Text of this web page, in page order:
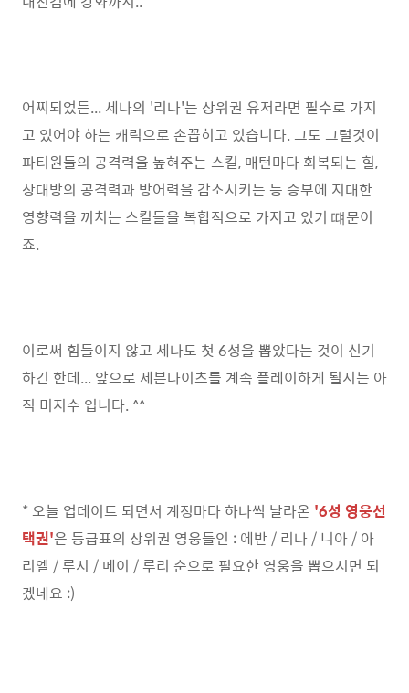
어찌되었든... 세나의 '리나'는 상위권 유저라면 필수로 가지
고 있어야 하는 캐릭으로 손꼽히고 있습니다. 그도 그럴것이
파티원들의 공격력을 높혀주는 스킬, 매턴마다 회복되는 힐,
상대방의 공격력과 방어력을 감소시키는 등 승부에 지대한
영향력을 끼치는 스킬들을 복합적으로 가지고 있기 떄문이
죠.
이로써 힘들이지 않고 세나도 첫 6성을 뽑았다는 것이 신기
하긴 한데... 앞으로 세븐나이츠를 계속 플레이하게 될지는 아
직 미지수 입니다. ^^
* 오늘 업데이트 되면서 계정마다 하나씩 날라온 '6성 영웅선
택권'은 등급표의 상위권 영웅들인 : 에반 / 리나 / 니아 / 아
리엘 / 루시 / 메이 / 루리 순으로 필요한 영웅을 뽑으시면 되
겠네요 :)